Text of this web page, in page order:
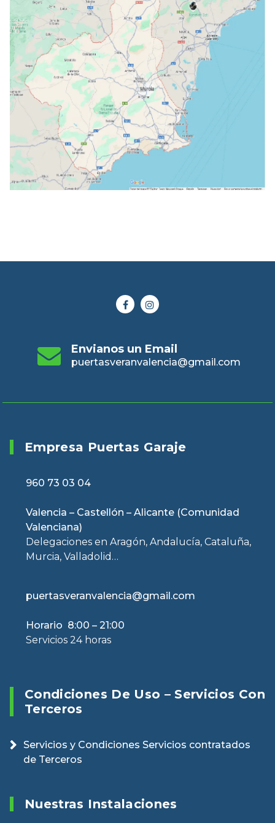
Envianos un Email
puertasveranvalencia@gmail.com
Empresa Puertas Garaje
960 73 03 04
Valencia – Castellón – Alicante (Comunidad
Valenciana)
Delegaciones en Aragón, Andalucía, Cataluña,
Murcia, Valladolid…
puertasveranvalencia@gmail.com
Horario 8:00 – 21:00
Servicios 24 horas
Condiciones De Uso – Servicios Con
Terceros
Servicios y Condiciones Servicios contratados
de Terceros
Nuestras Instalaciones